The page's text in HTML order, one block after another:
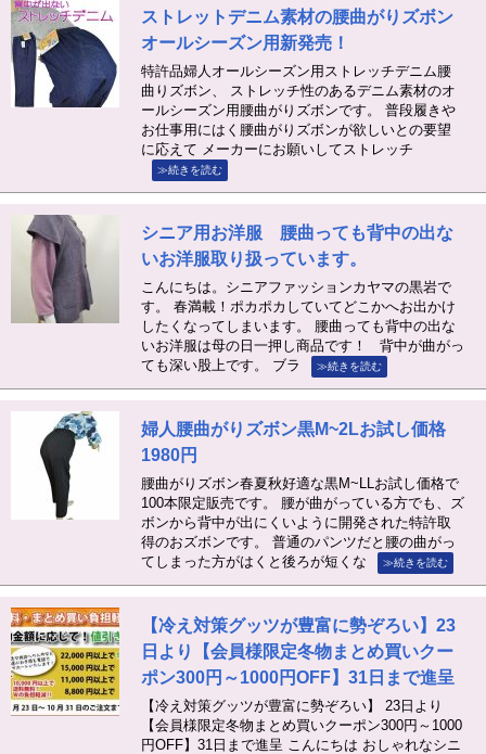
ストレットデニム素材の腰曲がりズボン
オールシーズン用新発売！
特許品婦人オールシーズン用ストレッチデニム腰
曲りズボン、 ストレッチ性のあるデニム素材のオ
ールシーズン用腰曲がりズボンです。 普段履きや
お仕事用にはく腰曲がりズボンが欲しいとの要望
に応えて メーカーにお願いしてストレッチ
≫続きを読む
シニア用お洋服 腰曲っても背中の出な
いお洋服取り扱っています。
こんにちは。シニアファッションカヤマの黒岩で
す。 春満載！ポカポカしていてどこかへお出かけ
したくなってしまいます。 腰曲っても背中の出な
いお洋服は母の日一押し商品です！ 背中が曲がっ
ても深い股上です。 ブラ
≫続きを読む
婦人腰曲がりズボン黒M~2Lお試し価格
1980円
腰曲がりズボン春夏秋好適な黒M~LLお試し価格で
100本限定販売です。 腰が曲がっている方でも、ズ
ボンから背中が出にくいように開発された特許取
得のおズボンです。 普通のパンツだと腰の曲がっ
てしまった方がはくと後ろが短くな
≫続きを読む
【冷え対策グッツが豊富に勢ぞろい】23
日より【会員様限定冬物まとめ買いクー
ポン300円～1000円OFF】31日まで進呈
【冷え対策グッツが豊富に勢ぞろい】 23日より
【会員様限定冬物まとめ買いクーポン300円～1000
円OFF】31日まで進呈 こんにちは おしゃれなシニ